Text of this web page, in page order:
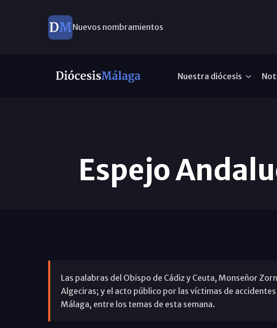
Nuevos nombramientos
Nuestra diócesis
Espejo
Las palabras del Obispo de Cádiz y Ceuta, Monseñor
Algeciras; y el acto público por las víctimas de
Málaga, entre los temas de esta semana.